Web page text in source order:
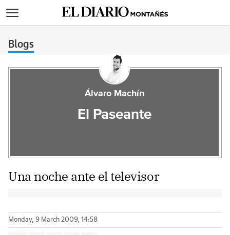
Blogs
Álvaro Machín
El Paseante
Una noche ante el televisor
Monday, 9 March 2009, 14:58